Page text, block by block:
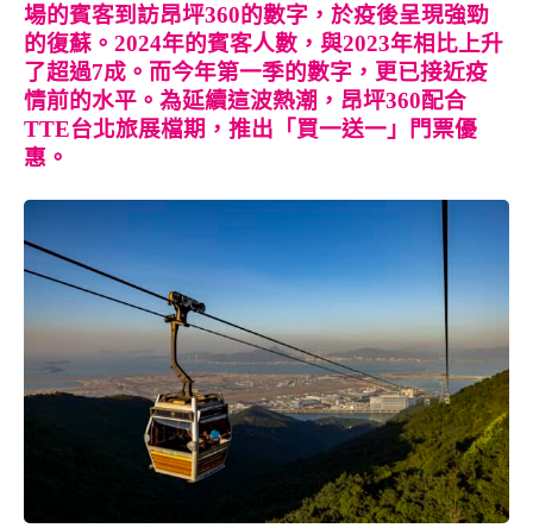
場的賓客到訪昂坪360的數字，於疫後呈現強勁
的復蘇。2024年的賓客人數，與2023年相比上升
了超過7成。而今年第一季的數字，更已接近疫
情前的水平。為延續這波熱潮，昂坪360配合
TTE台北旅展檔期，推出「買一送一」門票優
惠。